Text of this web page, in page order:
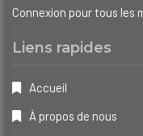
Connexion pour tous les
Liens rapides
Accueil
À propos de nous